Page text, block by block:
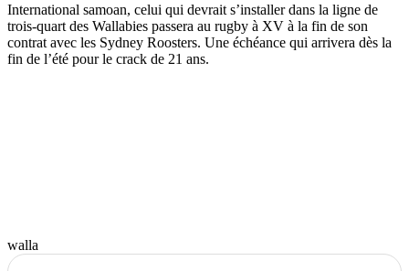
International samoan, celui qui devrait s’installer dans la ligne de
trois-quart des Wallabies passera au rugby à XV à la fin de son
contrat avec les Sydney Roosters. Une échéance qui arrivera dès la
fin de l’été pour le crack de 21 ans.
walla